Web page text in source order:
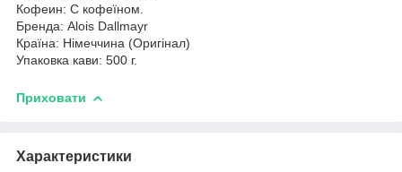
Кофеин: С кофеїном.
Бренда: Alois Dallmayr
Країна: Німеччина (Оригінал)
Упаковка кави: 500 г.
Приховати
Характеристики